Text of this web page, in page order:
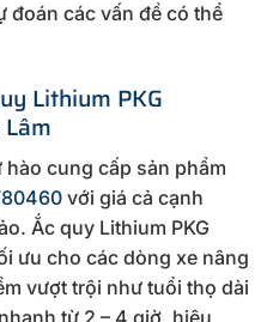
đoán các vấn đề có thể
Lithium PKG
cung cấp sản phẩm
với giá cả cạnh
Ắc quy Lithium PKG
ưu cho các dòng xe nâng
vượt trội như tuổi thọ dài
từ 2 – 4 giờ, hiệu